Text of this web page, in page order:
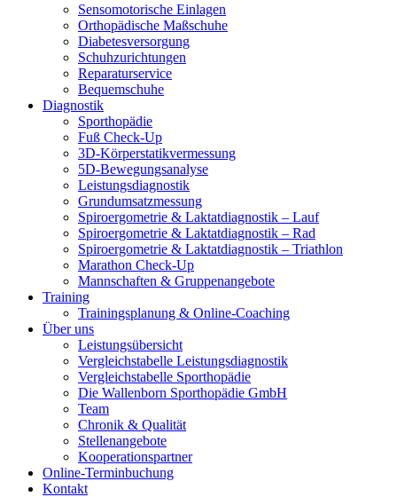
Sensomotorische Einlagen
Orthopädische Maßschuhe
Diabetesversorgung
Schuhzurichtungen
Reparaturservice
Bequemschuhe
Diagnostik
Sporthopädie
Fuß Check-Up
3D-Körperstatikvermessung
5D-Bewegungsanalyse
Leistungsdiagnostik
Grundumsatzmessung
Spiroergometrie & Laktatdiagnostik – Lauf
Spiroergometrie & Laktatdiagnostik – Rad
Spiroergometrie & Laktatdiagnostik – Triathlon
Marathon Check-Up
Mannschaften & Gruppenangebote
Training
Trainingsplanung & Online-Coaching
Über uns
Leistungsübersicht
Vergleichstabelle Leistungsdiagnostik
Vergleichstabelle Sporthopädie
Die Wallenborn Sporthopädie GmbH
Team
Chronik & Qualität
Stellenangebote
Kooperationspartner
Online-Terminbuchung
Kontakt